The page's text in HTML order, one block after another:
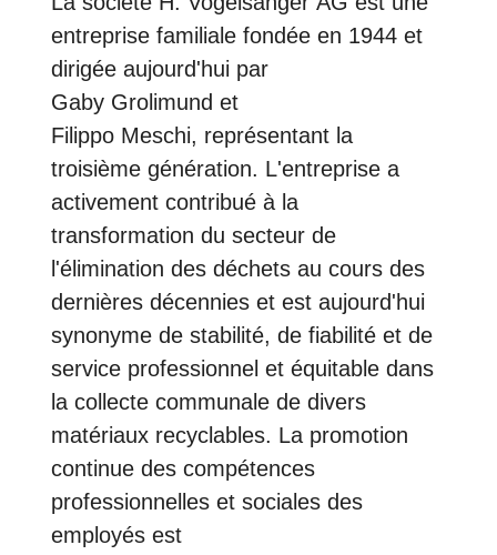
entreprise familiale fondée en 1944 et
dirigée aujourd'hui par
Gaby Grolimund et
Filippo Meschi, représentant la
troisième génération. L'entreprise a
activement contribué à la
transformation du secteur de
l'élimination des déchets au cours des
dernières décennies et est aujourd'hui
synonyme de stabilité, de fiabilité et de
service professionnel et équitable dans
la collecte communale de divers
matériaux recyclables. La promotion
continue des compétences
professionnelles et sociales des
employés est